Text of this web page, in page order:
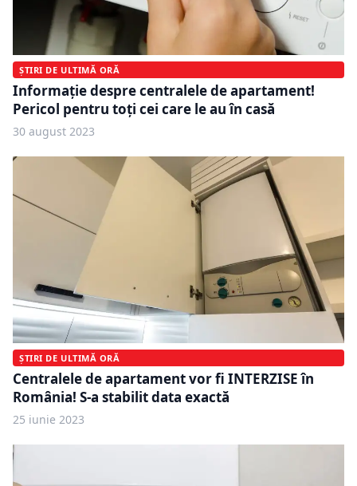
ȘTIRI DE ULTIMĂ ORĂ
Informaţie despre centralele de apartament!
Pericol pentru toţi cei care le au în casă
30 august 2023
ȘTIRI DE ULTIMĂ ORĂ
Centralele de apartament vor fi INTERZISE în
România! S-a stabilit data exactă
25 iunie 2023